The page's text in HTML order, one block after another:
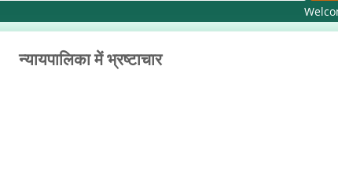
न्यायपालिका में भ्रष्टाचार